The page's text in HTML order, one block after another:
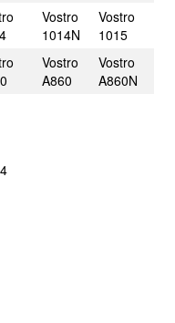
Vostro
1014N
Vostro
1015
Vostro
A860
Vostro
A860N